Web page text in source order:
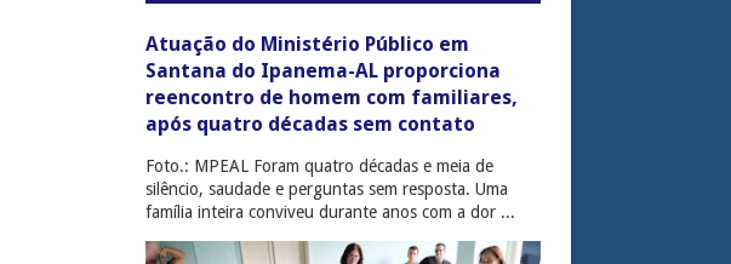
Atuação do Ministério Público em
Santana do Ipanema-AL proporciona
reencontro de homem com familiares,
após quatro décadas sem contato
Foto.: MPEAL Foram quatro décadas e meia de
silêncio, saudade e perguntas sem resposta. Uma
família inteira conviveu durante anos com a dor ...